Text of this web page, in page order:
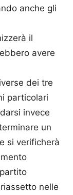
anche gli
il
avere
dei tre
particolari
invece
un
si verificherà
nelle